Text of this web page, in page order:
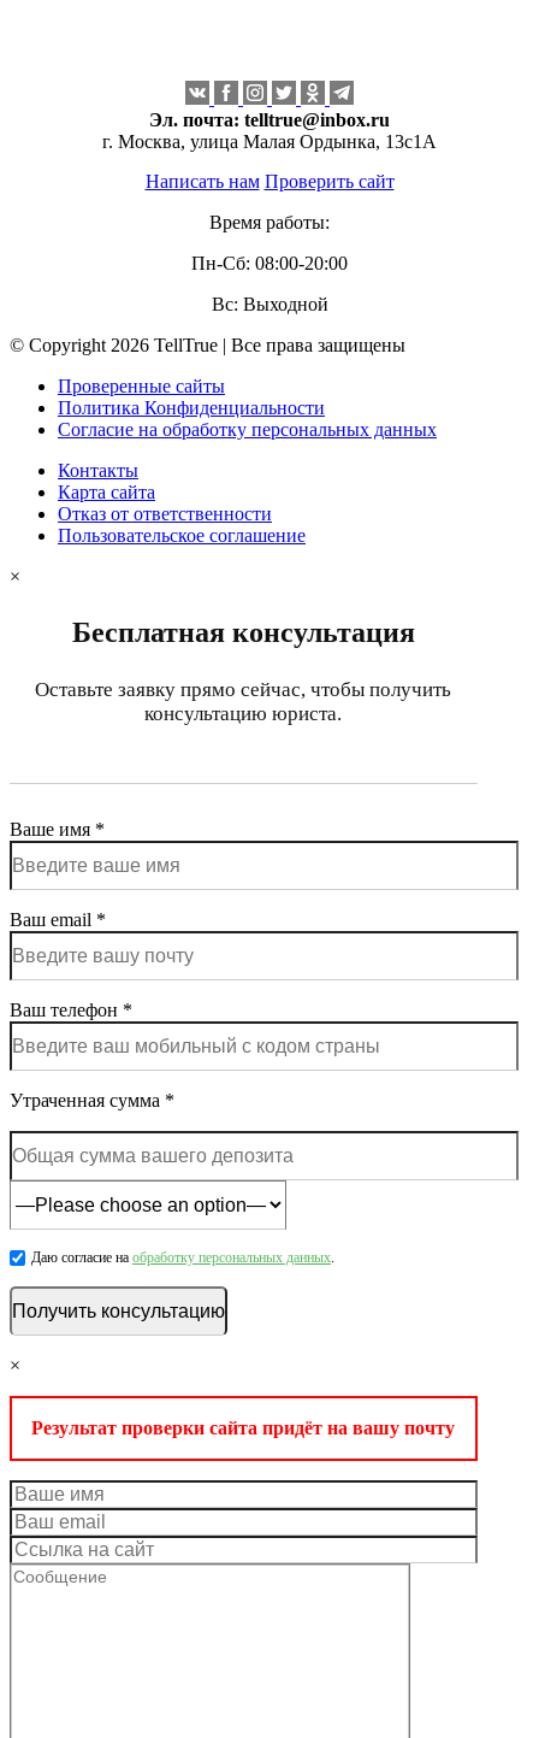
Эл. почта: telltrue@inbox.ru
г. Москва, улица Малая Ордынка, 13с1А
Написать нам Проверить сайт
Время работы:
Пн-Сб: 08:00-20:00
Вс: Выходной
© Copyright 2026 TellTrue | Все права защищены
Проверенные сайты
Политика Конфиденциальности
Согласие на обработку персональных данных
Контакты
Карта сайта
Отказ от ответственности
Пользовательское соглашение
×
Бесплатная консультация
Оставьте заявку прямо сейчас, чтобы получить
консультацию юриста.
Ваше имя *
Ваш email *
Ваш телефон *
Утраченная сумма *
Даю согласие на обработку персональных данных
×
Результат проверки сайта придёт на вашу почту